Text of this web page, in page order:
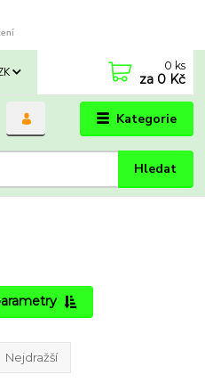
Kategorie
Hledat
0 ks
za 0 Kč
Nejdražší